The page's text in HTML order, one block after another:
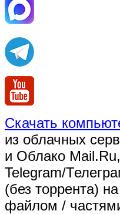
Скачать
из облачных
и Облако
Telegram/
(без торрента)
файлом /